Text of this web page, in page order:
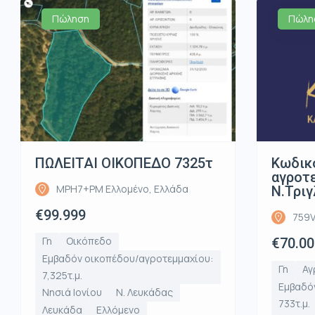
Πώληση
ΠΩΛΕΙΤΑΙ ΟΙΚΟΠΕΔΟ 7325τ
MPH7+PM Ελλομένο, Ελλάδα
€99.999
Γη
Οικόπεδο
Εμβαδόν οικοπέδου/αγροτεμμαχίου:
7,325τ.μ.
Νησιά Ιονίου
Ν. Λευκάδας
Λευκάδα
Ελλόμενο
Γη
733τ.μ.